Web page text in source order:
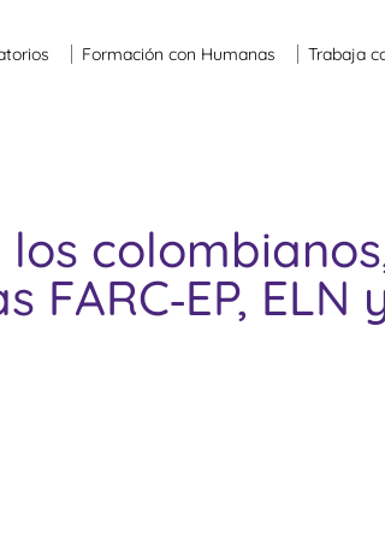
Formación con Humanas Trabaja
FARC‐EP, ELN